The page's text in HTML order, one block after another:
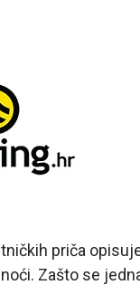
priča
Zašto se